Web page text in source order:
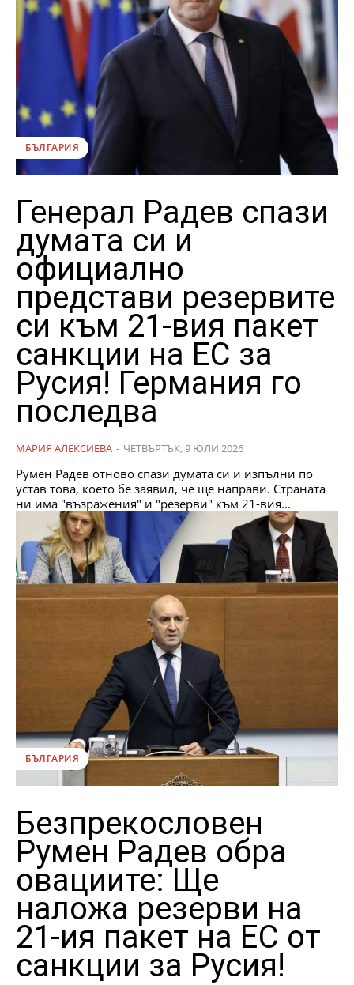
БЪЛГАРИЯ
Генерал Радев спази
думата си и
официално
представи резервите
си към 21-вия пакет
санкции на ЕС за
Русия! Германия го
последва
МАРИЯ АЛЕКСИЕВА - ЧЕТВЪРТЪК, 9 ЮЛИ 2026
Румен Радев отново спази думата си и изпълни по
устав това, което бе заявил, че ще направи. Страната
ни има "възражения" и "резерви" към 21-вия...
БЪЛГАРИЯ
Безпрекословен
Румен Радев обра
овациите: Ще
наложа резерви на
21-ия пакет на ЕС от
санкции за Русия!